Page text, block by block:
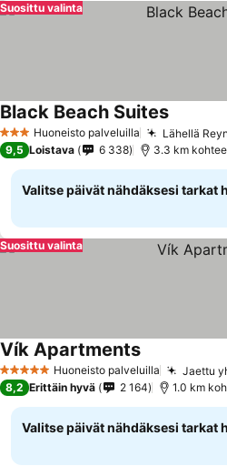
Suosittu valinta
3 Tähtiluokitus
Huoneisto palveluilla Lähellä
Black Beach SuitesKatso
9,5 Loistava 6 338 3.3 km
Valitse päivät nähdäksesi tarkat
Suosittu valinta
5 TähtiluokitusHuoneisto palveluilla Jaettu
Vík ApartmentsKatso hinnat
8,2 Erittäin hyvä 2 164 1.0 km
Valitse päivät nähdäksesi tarkat